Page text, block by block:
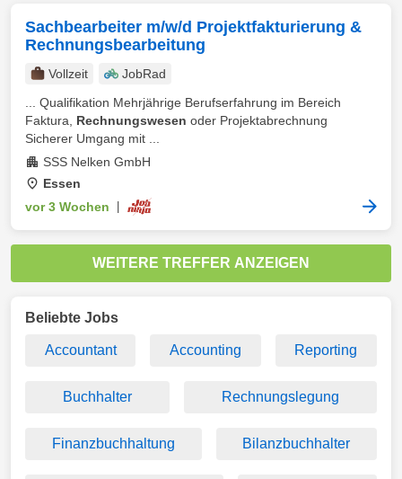
Sachbearbeiter m/w/d Projektfakturierung &
Rechnungsbearbeitung
Vollzeit
JobRad
... Qualifikation Mehrjährige Berufserfahrung im Bereich
Faktura, Rechnungswesen oder Projektabrechnung
Sicherer Umgang mit ...
SSS Nelken GmbH
Essen
vor 3 Wochen
WEITERE TREFFER ANZEIGEN
Beliebte Jobs
Accountant Accounting Reporting
Buchhalter Rechnungslegung
Finanzbuchhaltung Bilanzbuchhalter